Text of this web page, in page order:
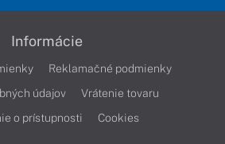
Informácie
Reklamačné podmienky
údajov
Vrátenie tovaru
o prístupnosti
Cookies